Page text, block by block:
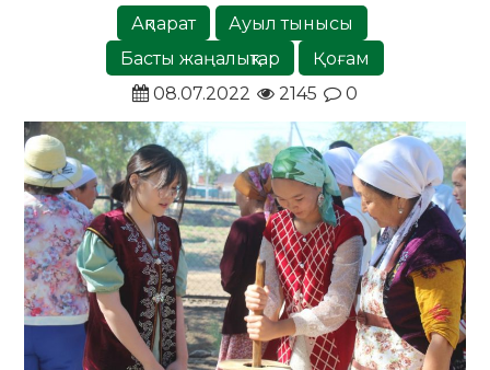
Ақпарат
Ауыл тынысы
Басты жаңалықтар
Қоғам
08.07.2022
2145 0